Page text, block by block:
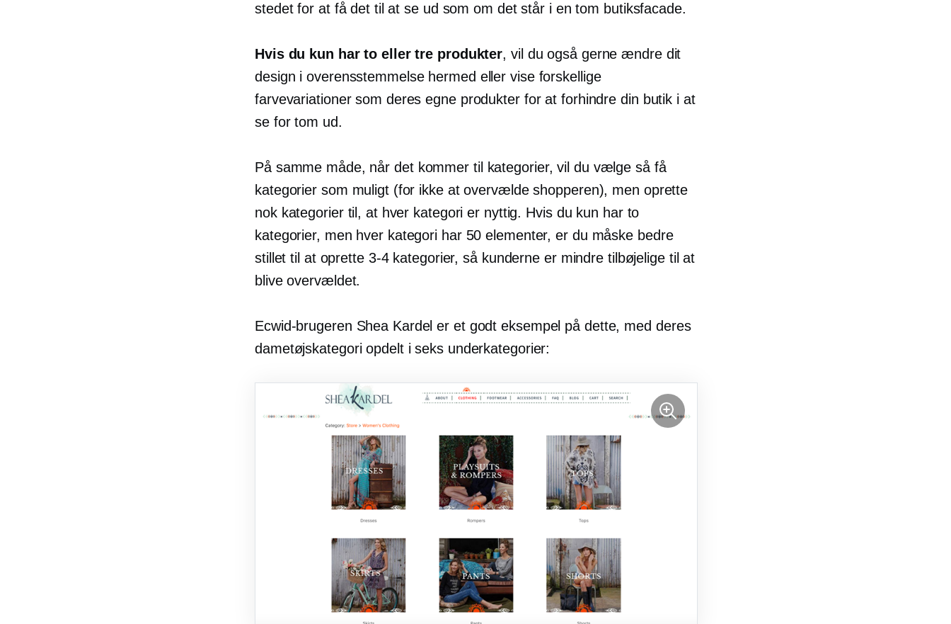
stedet for at få det til at se ud som om det står i en tom butiksfacade.
Hvis du kun har to eller tre produkter, vil du også gerne ændre dit
design i overensstemmelse hermed eller vise forskellige
farvevariationer som deres egne produkter for at forhindre din butik i at
se for tom ud.
På samme måde, når det kommer til kategorier, vil du vælge så få
kategorier som muligt (for ikke at overvælde shopperen), men oprette
nok kategorier til, at hver kategori er nyttig. Hvis du kun har to
kategorier, men hver kategori har 50 elementer, er du måske bedre
stillet til at oprette 3-4kategorier, så kunderne er mindre tilbøjelige til at
blive overvældet.
Ecwid-brugeren Shea Kardel er et godt eksempel på dette, med deres
dametøjskategori opdelt i seks underkategorier: